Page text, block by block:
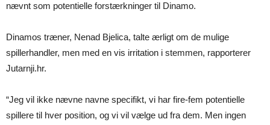
nævnt som potentielle forstærkninger til Dinamo.
Dinamos træner, Nenad Bjelica, talte ærligt om de mulige
spillerhandler, men med en vis irritation i stemmen, rapporterer
Jutarnji.hr.
“Jeg vil ikke nævne navne specifikt, vi har fire-fem potentielle
spillere til hver position, og vi vil vælge ud fra dem. Men ingen